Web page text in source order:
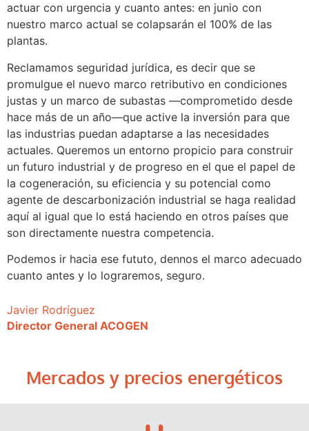
actuar con urgencia y cuanto antes: en junio con
nuestro marco actual se colapsarán el 100% de las
plantas.
Reclamamos seguridad jurídica, es decir que se
promulgue el nuevo marco retributivo en condiciones
justas y un marco de subastas —comprometido desde
hace más de un año—que active la inversión para que
las industrias puedan adaptarse a las necesidades
actuales. Queremos un entorno propicio para construir
un futuro industrial y de progreso en el que el papel de
la cogeneración, su eficiencia y su potencial como
agente de descarbonización industrial se haga realidad
aquí al igual que lo está haciendo en otros países que
son directamente nuestra competencia.
Podemos ir hacia ese fututo, dennos el marco adecuado
cuanto antes y lo lograremos, seguro.
Javier Rodríguez
Director General ACOGEN
Mercados y precios energéticos